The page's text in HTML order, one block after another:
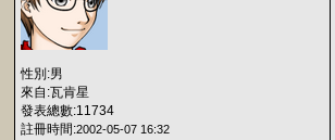
性別:男
來自:瓦肯星
發表總數:11734
註冊時間:2002-05-07 16:32